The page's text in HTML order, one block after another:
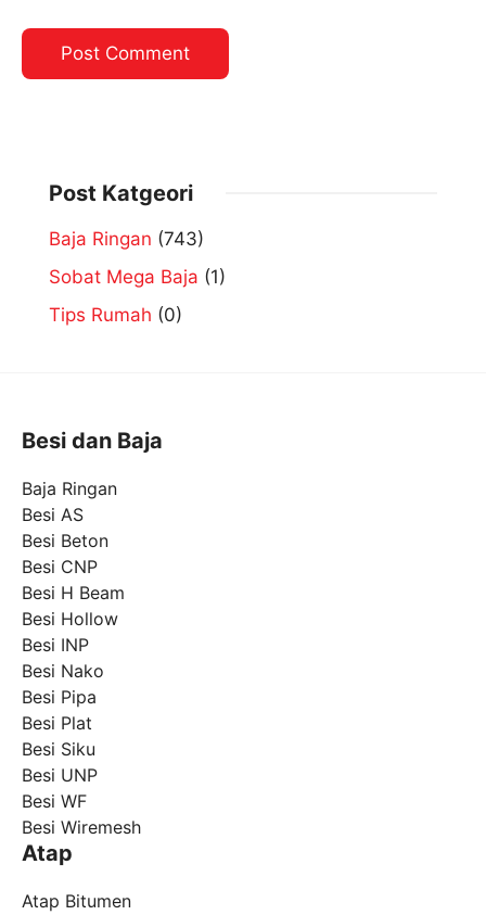
Post Katgeori
Baja Ringan (743)
Sobat Mega Baja (1)
Tips Rumah (0)
Besi dan Baja
Baja Ringan
Besi AS
Besi Beton
Besi CNP
Besi H Beam
Besi Hollow
Besi INP
Besi Nako
Besi Pipa
Besi Plat
Besi Siku
Besi UNP
Besi WF
Besi Wiremesh
Atap
Atap Bitumen